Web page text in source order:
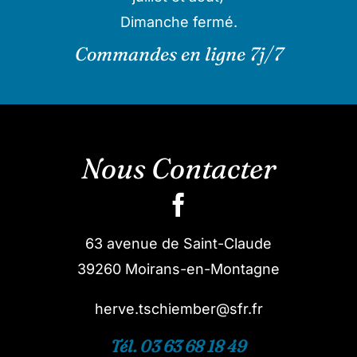
Dimanche fermé.
Commandes en ligne 7j/7
Nous Contacter
63 avenue de Saint-Claude
39260 Moirans-en-Montagne
herve.tschiember@sfr.fr
Tél. 03 63 68 18 49